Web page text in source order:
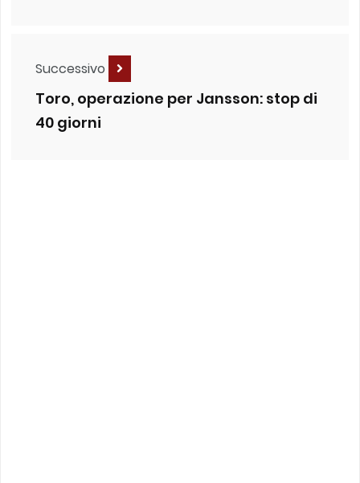
Successivo
Toro, operazione per Jansson: stop di
40 giorni